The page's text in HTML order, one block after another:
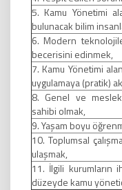
5. Kamu Yönetimi
bulunacak bilim
6. Modern
becerisini edinmek,
7. Kamu Yönetimi
uygulamaya (pratik)
8. Genel ve
sahibi olmak,
9. Yaşam boyu
10. Toplumsal
ulaşmak,
11. İlgili kurumların
düzeyde kamu